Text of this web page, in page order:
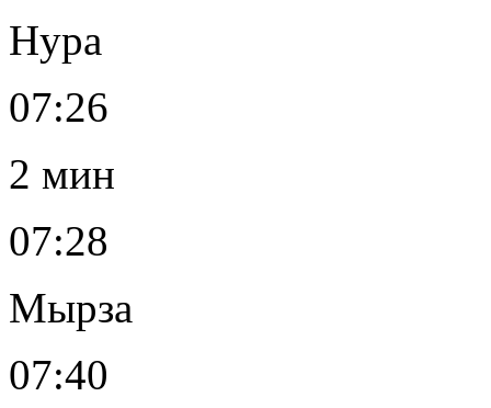
Нура
07:26
2 мин
07:28
Мырза
07:40